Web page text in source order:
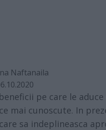
Naftanaila
pe care le
mai cunoscute. In
sa indeplineasca